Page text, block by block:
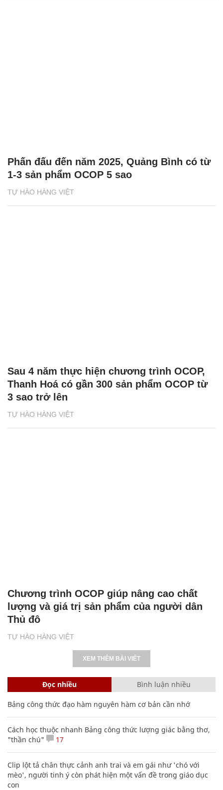
TỰ HÀO HÀNG VIỆT
Phấn đấu đến năm 2025, Quảng Bình có từ
1-3 sản phẩm OCOP 5 sao
TỰ HÀO HÀNG VIỆT
Sau 4 năm thực hiện chương trình OCOP,
Thanh Hoá có gần 300 sản phẩm OCOP từ
3 sao trở lên
TỰ HÀO HÀNG VIỆT
Chương trình OCOP giúp nâng cao chất
lượng và giá trị sản phẩm của người dân
Thủ đô
XEM THÊM BÀI VIẾT
Đọc nhiều Bình luận nhiều
Bảng công thức đạo hàm nguyên hàm cơ bản cần nhớ
Cách học thuộc nhanh Bảng công thức lượng giác bằng thơ,
"thần chú"
17
Clip lột tả chân thực cảnh anh trai và em gái như 'chó với
mèo', người tinh ý còn phát hiện một vấn đề trong giáo dục
con